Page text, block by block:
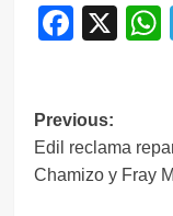
X
de
entradas
Previous:
Edil reclama
Chamizo y Fray